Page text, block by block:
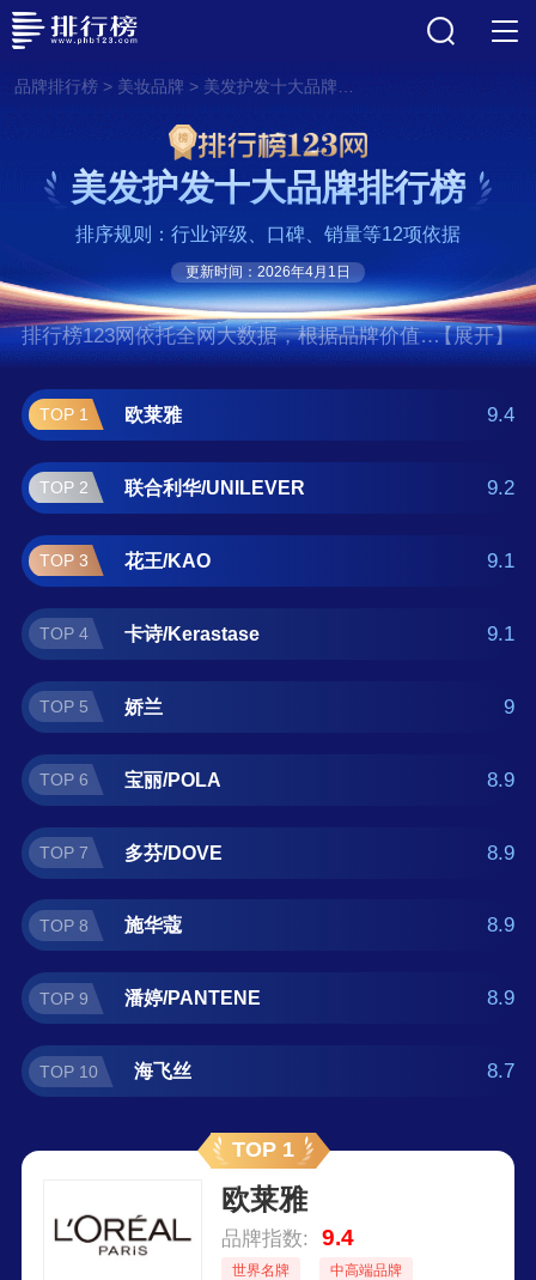
品牌排行榜> 美妆品牌 > 美发护发十大品牌排行榜
美发护发十大品牌排行榜
排序规则：行业评级、口碑、销量等12项依据
更新时间：2026年4月1日
排行榜123网依托全网大数据，根据品牌价值、
口碑评价等多项指数评选出了美发护发十大品
牌排行榜,前十名分别是欧莱雅、联合利
华/UNILEVER、花王/KAO、卡诗/Kerastase、
娇兰、宝丽/POLA、多芬/DOVE、施华蔻、潘
婷/PANTENE、海飞丝。如果您正在查找美发
护发什么牌子好？那么本美发护发十大品牌榜
单可供您作为选购参考，我们致力于用最真实
的用户数据推荐口碑最好的美发护发品牌，让
您选得放心。(榜单每月更新一次)
【展开】
TOP 1 欧莱雅 9.4
TOP 2 联合利华/UNILEVER 9.2
TOP 3 花王/KAO 9.1
TOP 4 卡诗/Kerastase 9.1
TOP 5 娇兰 9
TOP 6 宝丽/POLA 8.9
TOP 7 多芬/DOVE 8.9
TOP 8 施华蔻 8.9
TOP 9 潘婷/PANTENE 8.9
TOP 10 海飞丝 8.7
TOP 1
欧莱雅
品牌指数: 9.4
世界名牌 中高端品牌